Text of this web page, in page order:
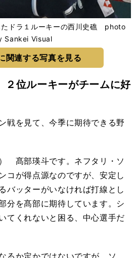
たドラ１ルーキーの西川史礁 photo
Sankei Visual
関連する写真を見る
２位ルーキーがチームに好
を見て、今季に期待できる野
髙部瑛斗です。ネフタリ・ソ
コが得点源なのですが、安定し
バッターがいなければ打線とし
分を髙部に期待しています。シ
てくれないと困る、中心選手だ
るか定かではないですが、ソ